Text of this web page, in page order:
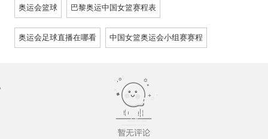
奥运会篮球 巴黎奥运中国女篮赛程表
奥运会足球直播在哪看 中国女篮奥运会小组赛赛程